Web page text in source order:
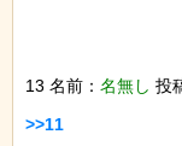
13 名前： 名無し 投
>>11